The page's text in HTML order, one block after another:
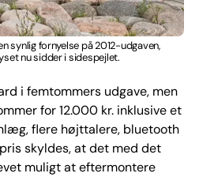
synlig fornyelse på 2012-udgaven,
nu sidder i sidespejlet.
i femtommers udgave, men
for 12.000 kr. inklusive et
flere højttalere, bluetooth
skyldes, at det med det
muligt at eftermontere